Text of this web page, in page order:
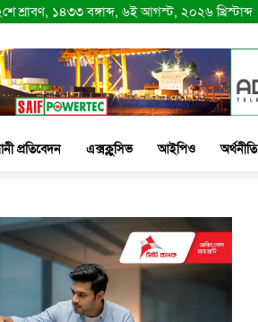
শ্রাবণ, ১৪৩৩ বঙ্গাব্দ, ৬ই আগস্ট, ২০২৬ খ্রিস্টাব্দ
প্রতিবেদন এক্সক্লুসিভ আইপিও অর্থনীতি